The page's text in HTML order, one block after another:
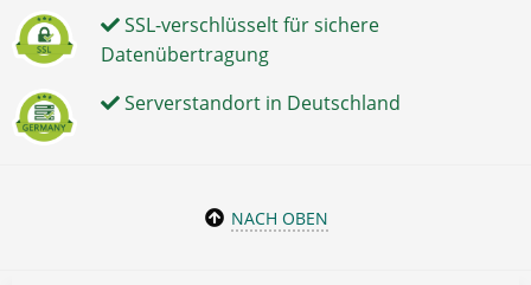
SSL-verschlüsselt für sichere
Datenübertragung
Serverstandort in Deutschland
NACH OBEN